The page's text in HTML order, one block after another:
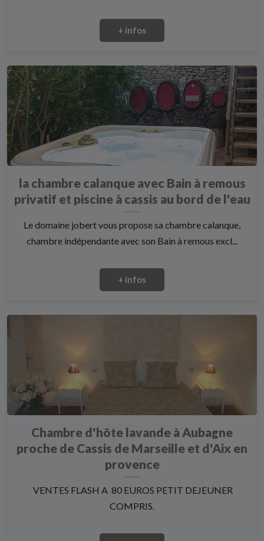
+ infos
la chambre calanque avec Bain à remous
privatif et piscine à cassis au bord de l'eau
Le domaine jobert vous propose sa chambre calanque,
chambre indépendante avec son Bain à remous excl...
+ infos
Chambre d'hôte lavande à Aubagne
proche de Cassis de Marseille et d'Aix en
provence
VENTES FLASH A 80 EUROS PETIT DEJEUNER
COMPRIS.